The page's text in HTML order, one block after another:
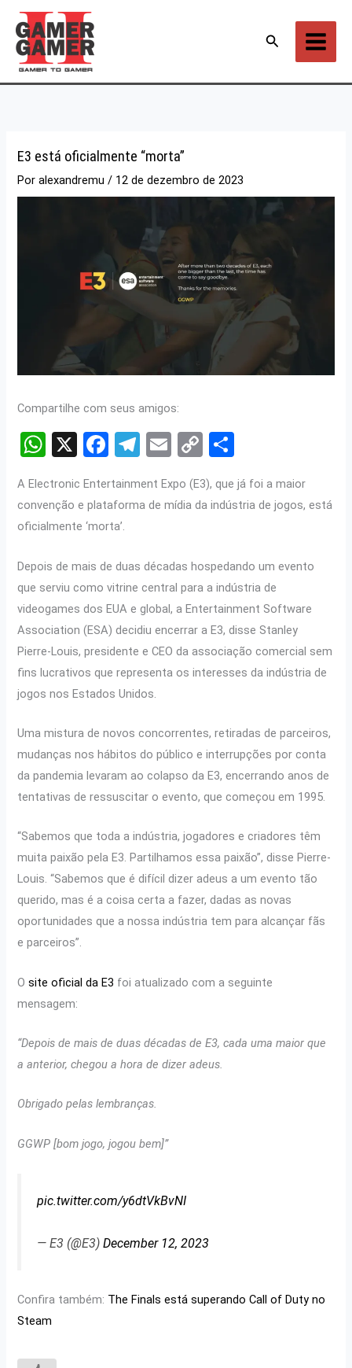
para
conteúdo
Pesquisar
E3 está oficialmente “morta”
Poralexandremu/ 12 de dezembro de 2023
Compartilhe com seus amigos:
W
at
s
p
p
X
F
ce
b
o
k
T
e
m
E
ail
C
py
k
ar
A Electronic Entertainment Expo (E3), que já foi a maior
convenção e plataforma de mídia da indústria de jogos, está
oficialmente ‘morta’.
Depois de mais de duas décadas hospedando um evento
que serviu como vitrine central para a indústria de
videogames dos EUA e global, a Entertainment Software
Association (ESA) decidiu encerrar a E3, disse Stanley
Pierre-Louis, presidente e CEO da associação comercial sem
fins lucrativos que representa os interesses da indústria de
jogos nos Estados Unidos.
Uma mistura de novos concorrentes, retiradas de parceiros,
mudanças nos hábitos do público e interrupções por conta
da pandemia levaram ao colapso da E3, encerrando anos de
tentativas de ressuscitar o evento, que começou em 1995.
“Sabemos que toda a indústria, jogadores e criadores têm
muita paixão pela E3. Partilhamos essa paixão”, disse Pierre-
Louis. “Sabemos que é difícil dizer adeus a um evento tão
querido, mas é a coisa certa a fazer, dadas as novas
oportunidades que a nossa indústria tem para alcançar fãs
e parceiros”.
Osite oficial da E3 foi atualizado com a seguinte
mensagem:
“Depois de mais de duas décadas de E3, cada uma maior que
a anterior, chegou a hora de dizer adeus.
Obrigado pelas lembranças.
GGWP [bom jogo, jogou bem]”
pic.twitter.com/y6dtVkBvNI
— E3 (@E3)December 12, 2023
Confira também: The Finals está superando Call of Duty no
Steam